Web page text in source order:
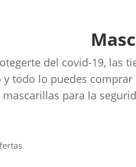
del covid-19, las
todo lo puedes
para la